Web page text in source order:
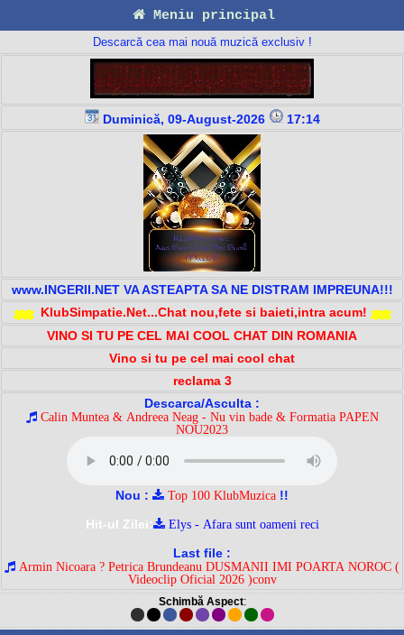
Meniu principal
Descarcă cea mai nouă muzică exclusiv !
Duminică, 09-August-2026 17:14
www.INGERII.NET VA ASTEAPTA SA NE DISTRAM IMPREUNA!!!
KlubSimpatie.Net...Chat nou,fete si baieti,intra acum!
VINO SI TU PE CEL MAI COOL CHAT DIN ROMANIA
Vino si tu pe cel mai cool chat
reclama 3
Descarca/Asculta :
Calin Muntea & Andreea Neag - Nu vin bade & Formatia PAPEN
NOU2023
Nou : Top 100 KlubMuzica !!
Hit-ul Zilei:
Elys - Afara sunt oameni reci
Last file :
Armin Nicoara ? Petrica Brundeanu DUSMANII IMI POARTA NOROC (
Videoclip Oficial 2026 )conv
Schimbă Aspect: